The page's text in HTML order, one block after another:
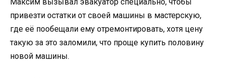
привезти остатки от своей машины в мастерскую,
где её пообещали ему отремонтировать, хотя цену
такую за это заломили, что проще купить половину
новой машины.